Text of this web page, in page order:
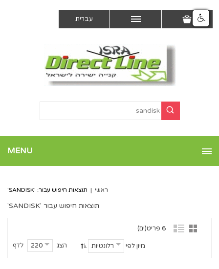
עברית
MENU
ראשי | תוצאות חיפוש עבור: 'SANDISK'
תוצאות חיפוש עבור 'SANDISK'
6 פריט(ים)
הצג 220 לדף מיון לפי רלונטיות